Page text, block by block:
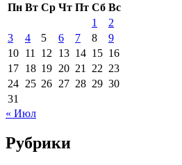
Пн Вт Ср Чт Пт Сб Вс
1
2
3
4 5 6 7 8
9
10 11 12 13 14 15 16
17 18 19 20 21 22 23
24 25 26 27 28 29 30
31
« Июл
Рубрики